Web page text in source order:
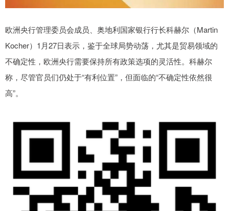
欧洲央行管理委员会成员、奥地利国家银行行长科赫尔（Martin
Kocher）1月27日表示，鉴于全球局势动荡，尤其是贸易领域的
不确定性，欧洲央行需要保持所有政策选项的灵活性。科赫尔
称，尽管官员们仍处于“有利位置”，但面临的“不确定性依然很
高”。